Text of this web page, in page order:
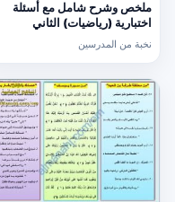
ملخص وشرح شامل مع أسئلة
اختبارية (رياضيات) الثاني
نخبة من المدرسين